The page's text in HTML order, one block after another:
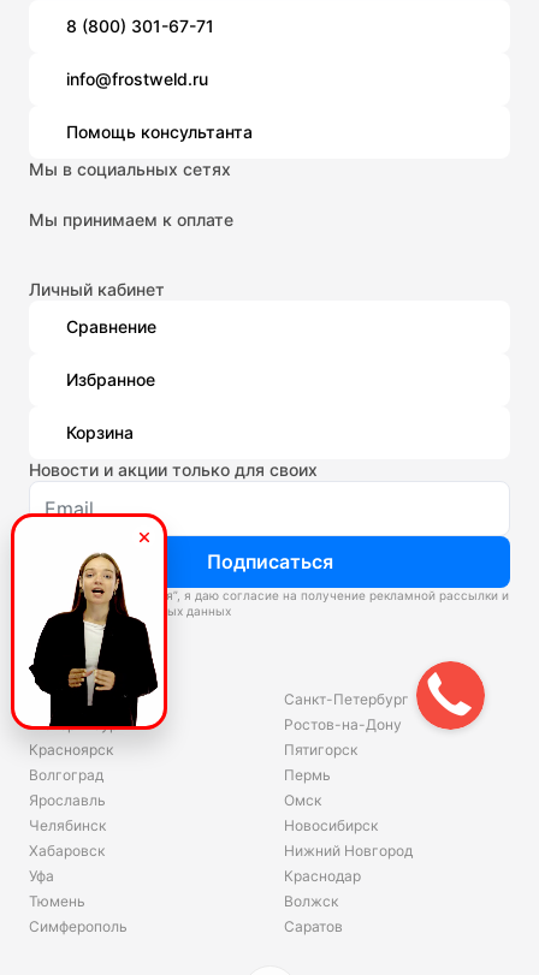
8 (800) 301-67-71
info@frostweld.ru
Помощь консультанта
Мы в социальных сетях
Мы принимаем к оплате
Личный кабинет
Сравнение
Избранное
Корзина
Новости и акции только для своих
Подписаться
Нажимая “Подписаться”, я даю согласие на получение рекламной рассылки и
обработку персональных данных
Склады
Владивосток
Екатеринбург
Красноярск
Волгоград
Ярославль
Челябинск
Хабаровск
Уфа
Тюмень
Симферополь
Санкт-Петербург
Ростов-на-Дону
Пятигорск
Пермь
Омск
Новосибирск
Нижний Новгород
Краснодар
Волжск
Саратов